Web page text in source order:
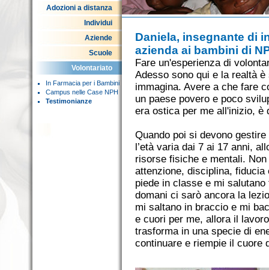
Adozioni a distanza
Individui
Aziende
Scuole
Volontariato
In Farmacia per i Bambini
Campus nelle Case NPH
Testimonianze
Daniela, insegnante di
azienda ai bambini di
Fare un'esperienza di
Adesso sono qui e la realtà
immagina. Avere a che fare
un paese povero e poco
era ostica per me all'inizio, è
Quando poi si devono
l’età varia dai 7 ai 17 anni,
risorse fisiche e mentali.
attenzione, disciplina,
piede in classe e mi
domani ci sarò ancora la
mi saltano in braccio e mi
e cuori per me, allora il
trasforma in una specie di
continuare e riempie il cuore